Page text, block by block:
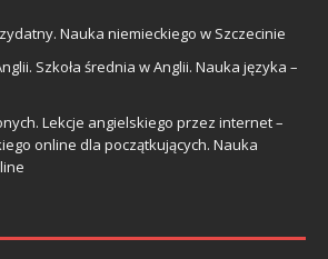
Nauka niemieckiego w Szczecinie
Szkoła średnia w Anglii. Nauka języka –
Lekcje angielskiego przez internet –
online dla początkujących. Nauka